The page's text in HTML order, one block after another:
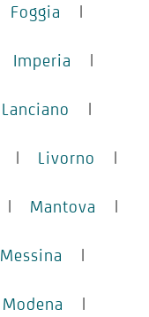
Foggia |
Imperia |
Lanciano |
| Livorno |
| Mantova |
Messina |
Modena |